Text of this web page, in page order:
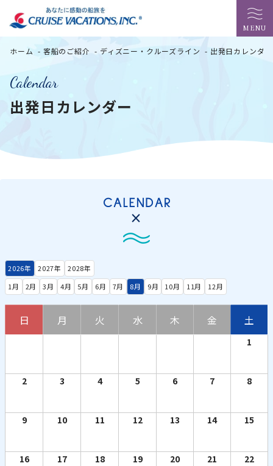
MENU
Calendar
出発日カレンダー
ホーム - 客船のご紹介 - ディズニー・クルーズライン - 出発日カレンダー
×
2026年 2027年
2028年
1月
2月 3月 4月 5月 6月 7月 8月 9月 10月 11月 12月
日 月 火 水 木 金 土
1
2 3 4 5 6 7 8
9 10 11 12 13 14 15
16 17 18 19 20 21 22